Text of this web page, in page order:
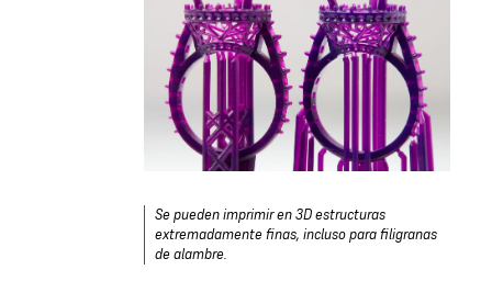
Se pueden imprimir en 3D estructuras
extremadamente finas, incluso para filigranas
de alambre.